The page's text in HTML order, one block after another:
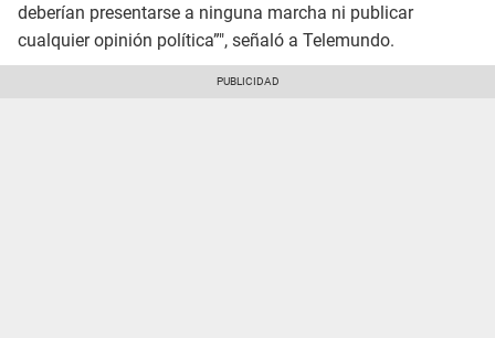
deberían presentarse a ninguna marcha ni publicar
cualquier opinión política”", señaló a Telemundo.